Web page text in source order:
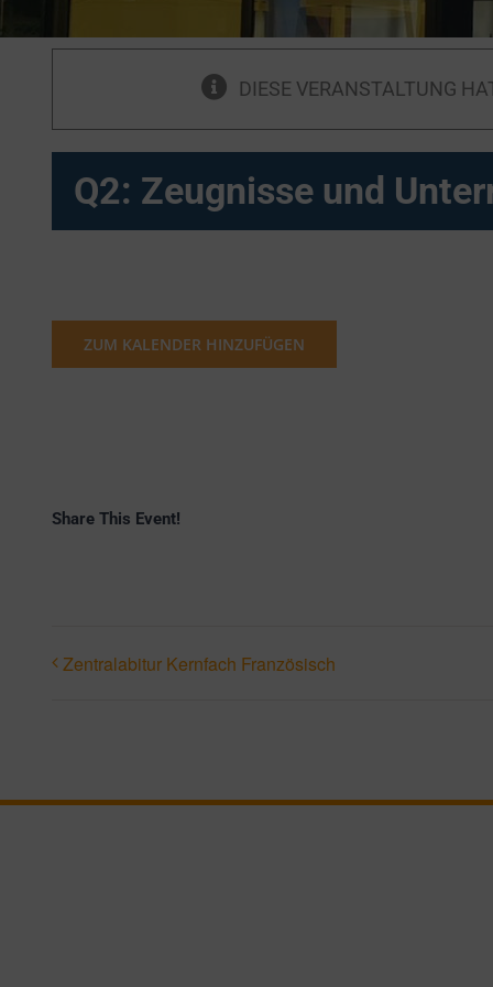
DIESE VERANSTALTUNG
Q2: Zeugnisse und
ZUM KALENDER HINZUFÜGEN
Share This Event!
Zentralabitur Kernfach Französisch